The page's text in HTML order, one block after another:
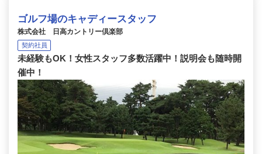
ゴルフ場のキャディースタッフ
株式会社 日高カントリー倶楽部
契約社員
未経験もOK！女性スタッフ多数活躍中！説明会も随時開
催中！